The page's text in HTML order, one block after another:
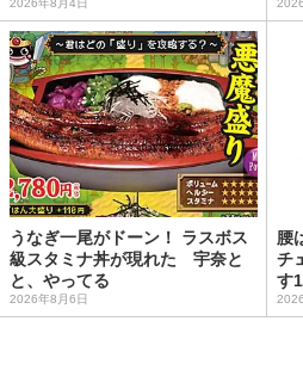
うなぎ一尾がドーン！ ラスボス
級スタミナ丼が現れた 宇奈と
と、やってる
2026年8月6日
腰
チ
す